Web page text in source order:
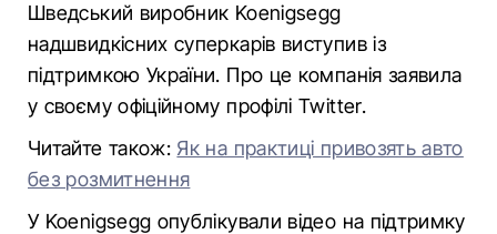
Шведський виробник Koenigsegg
надшвидкісних суперкарів виступив із
підтримкою України. Про це компанія заявила
у своєму офіційному профілі Twitter.
Читайте також: Як на практиці привозять авто
без розмитнення
У Koenigsegg опублікували відео на підтримку